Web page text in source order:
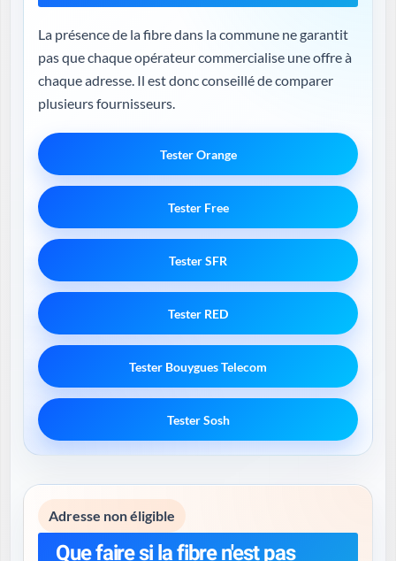
La présence de la fibre dans la commune ne garantit
pas que chaque opérateur commercialise une offre à
chaque adresse. Il est donc conseillé de comparer
plusieurs fournisseurs.
Tester Orange
Tester Free
Tester SFR
Tester RED
Tester Bouygues Telecom
Tester Sosh
Adresse non éligible
Que faire si la fibre n'est pas